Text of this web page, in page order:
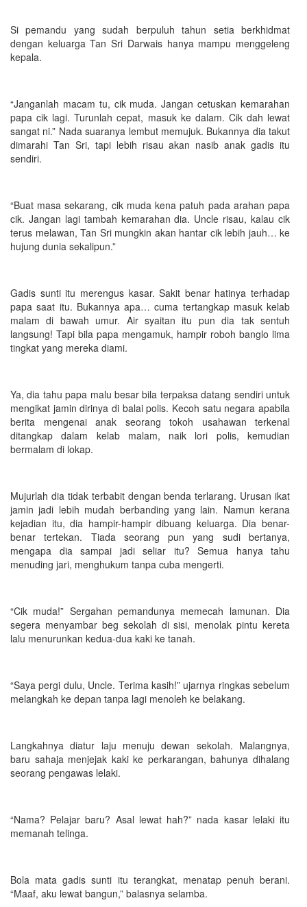
Si pemandu yang sudah berpuluh tahun setia berkhidmat
dengan keluarga Tan Sri Darwais hanya mampu menggeleng
kepala.
“Janganlah macam tu, cik muda. Jangan cetuskan kemarahan
papa cik lagi. Turunlah cepat, masuk ke dalam. Cik dah lewat
sangat ni.” Nada suaranya lembut memujuk. Bukannya dia takut
dimarahi Tan Sri, tapi lebih risau akan nasib anak gadis itu
sendiri.
“Buat masa sekarang, cik muda kena patuh pada arahan papa
cik. Jangan lagi tambah kemarahan dia. Uncle risau, kalau cik
terus melawan, Tan Sri mungkin akan hantar cik lebih jauh… ke
hujung dunia sekalipun.”
Gadis sunti itu merengus kasar. Sakit benar hatinya terhadap
papa saat itu. Bukannya apa… cuma tertangkap masuk kelab
malam di bawah umur. Air syaitan itu pun dia tak sentuh
langsung! Tapi bila papa mengamuk, hampir roboh banglo lima
tingkat yang mereka diami.
Ya, dia tahu papa malu besar bila terpaksa datang sendiri untuk
mengikat jamin dirinya di balai polis. Kecoh satu negara apabila
berita mengenai anak seorang tokoh usahawan terkenal
ditangkap dalam kelab malam, naik lori polis, kemudian
bermalam di lokap.
Mujurlah dia tidak terbabit dengan benda terlarang. Urusan ikat
jamin jadi lebih mudah berbanding yang lain. Namun kerana
kejadian itu, dia hampir-hampir dibuang keluarga. Dia benar-
benar tertekan. Tiada seorang pun yang sudi bertanya,
mengapa dia sampai jadi seliar itu? Semua hanya tahu
menuding jari, menghukum tanpa cuba mengerti.
“Cik muda!” Sergahan pemandunya memecah lamunan. Dia
segera menyambar beg sekolah di sisi, menolak pintu kereta
lalu menurunkan kedua-dua kaki ke tanah.
“Saya pergi dulu, Uncle. Terima kasih!” ujarnya ringkas sebelum
melangkah ke depan tanpa lagi menoleh ke belakang.
Langkahnya diatur laju menuju dewan sekolah. Malangnya,
baru sahaja menjejak kaki ke perkarangan, bahunya dihalang
seorang pengawas lelaki.
“Nama? Pelajar baru? Asal lewat hah?” nada kasar lelaki itu
memanah telinga.
Bola mata gadis sunti itu terangkat, menatap penuh berani.
“Maaf, aku lewat bangun,” balasnya selamba.